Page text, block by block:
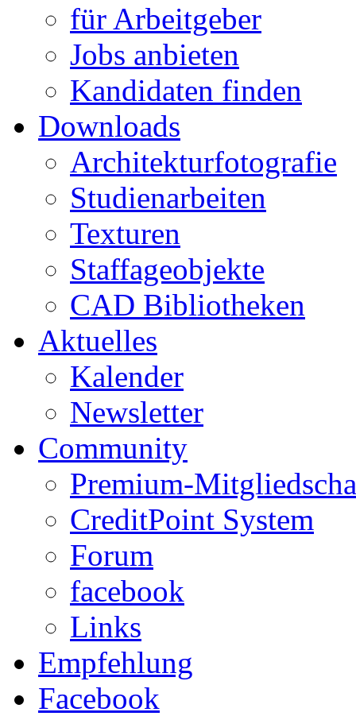
für Arbeitgeber
Jobs anbieten
Kandidaten finden
Downloads
Architekturfotografie
Studienarbeiten
Texturen
Staffageobjekte
CAD Bibliotheken
Aktuelles
Kalender
Newsletter
Community
Premium-
CreditPoint System
Forum
facebook
Links
Empfehlung
Facebook